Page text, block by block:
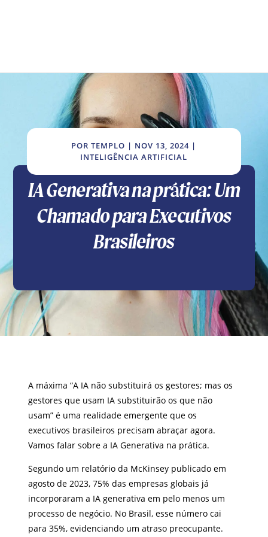
PORTEMPLO | NOV 13, 2024 |
INTELIGÊNCIA ARTIFICIAL
IA Generativa na prática: Um
Chamado para Executivos
Brasileiros
A máxima “A IA não substituirá os gestores; mas os
gestores que usam IA substituirão os que não
usam” é uma realidade emergente que os
executivos brasileiros precisam abraçar agora.
Vamos falar sobre a IA Generativa na prática.
Segundo um relatório da McKinsey publicado em
agosto de 2023, 75% das empresas globais já
incorporaram a IA generativa em pelo menos um
processo de negócio. No Brasil, esse número cai
para 35%, evidenciando um atraso preocupante.